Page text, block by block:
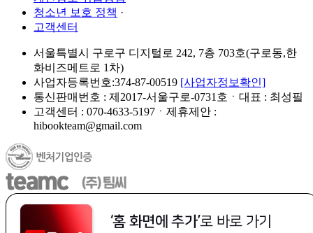
청소년 보호 정책 ·
고객센터
서울특별시 구로구 디지털로 242, 7층 703호(구로동,한
화비즈메트로 1차)
사업자등록번호:374-87-00519 [사업자정보확인]
통신판매번호 : 제2017-서울구로-0731호ㆍ대표 : 최성필
고객센터 : 070-4633-5197ㆍ제휴제안 :
hibookteam@gmail.com